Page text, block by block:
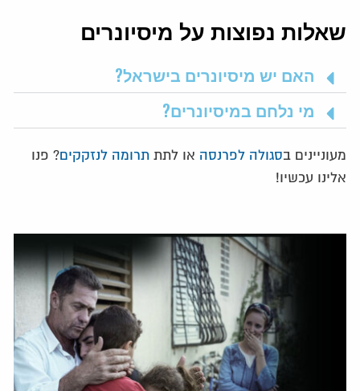
שאלות נפוצות על מיסיונרים
האם יש מיסיונרים בישראל?
מי נלחם במיסיונרים?
מעוניינים בסגולה לפרנסה או לתת תרומה לנזקקים? פנו
אלינו עכשיו!